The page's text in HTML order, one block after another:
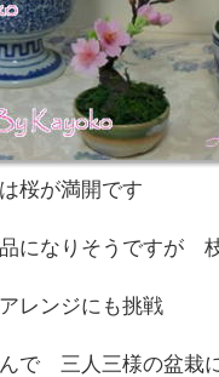
桜が満開です
になりそうですが
レンジにも挑戦
で 三人三様の盆栽